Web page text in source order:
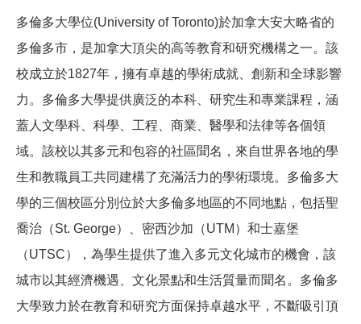
多倫多大學位(University of Toronto)於加拿大安大略省的
多倫多市，是加拿大頂尖的高等教育和研究機構之一。該
校成立於1827年，擁有卓越的學術成就、創新和全球影響
力。多倫多大學提供廣泛的本科、研究生和專業課程，涵
蓋人文學科、科學、工程、商業、醫學和法律等各個領
域。該校以其多元和包容的社區聞名，來自世界各地的學
生和教職員工共同建構了充滿活力的學術環境。多倫多大
學的三個校區分別位於大多倫多地區的不同地點，包括聖
喬治（St. George）、密西沙加（UTM）和士嘉堡
（UTSC），為學生提供了進入多元文化城市的機會，該
城市以其經濟機遇、文化景點和生活質量而聞名。多倫多
大學致力於在教育和研究方面保持卓越水平，不斷吸引頂